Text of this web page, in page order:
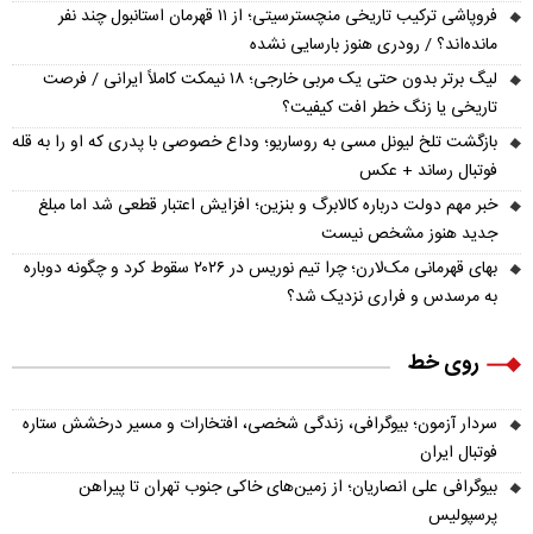
فروپاشی ترکیب تاریخی منچسترسیتی؛ از ۱۱ قهرمان استانبول چند نفر
مانده‌اند؟ / رودری هنوز بارسایی نشده
لیگ برتر بدون حتی یک مربی خارجی؛ ۱۸ نیمکت کاملاً ایرانی / فرصت
تاریخی یا زنگ خطر افت کیفیت؟
بازگشت تلخ لیونل مسی به روساریو؛ وداع خصوصی با پدری که او را به قله
فوتبال رساند + عکس
خبر مهم دولت درباره کالابرگ و بنزین؛ افزایش اعتبار قطعی شد اما مبلغ
جدید هنوز مشخص نیست
بهای قهرمانی مک‌لارن؛ چرا تیم نوریس در ۲۰۲۶ سقوط کرد و چگونه دوباره
به مرسدس و فراری نزدیک شد؟
روی خط
سردار آزمون؛ بیوگرافی، زندگی شخصی، افتخارات و مسیر درخشش ستاره
فوتبال ایران
بیوگرافی علی انصاریان؛ از زمین‌های خاکی جنوب تهران تا پیراهن
پرسپولیس